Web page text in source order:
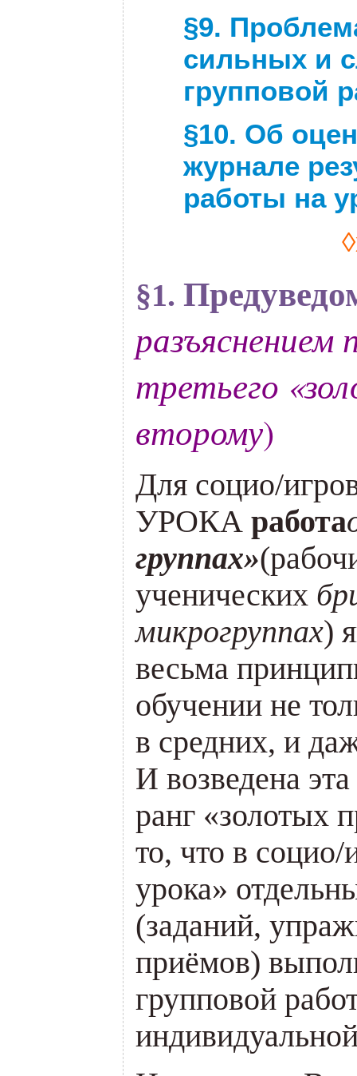
§9.
сильных и
групповой
§10. Об о
журнале
работы на
§1.
разъяснением
третьего
второму)
Для социо/
УРОКА работа
группах»
ученических
микрогруппах)
весьма
обучении не
в средних, и
И возведена
ранг «золотых
то, что в
урока»
(заданий,
приёмов)
групповой